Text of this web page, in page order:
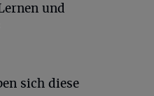
und
sich diese